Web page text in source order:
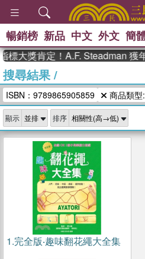
、 The
史是一
獎 臺灣
登輝時代
偉大的
暢銷榜 新品 中文 外文 簡
標大獎肯定！A.F. Steadman 獲
搜尋結果/
ISBN：9789865905859
商品類型
顯示 排序
1.完全版‧趣味翻花繩大全集